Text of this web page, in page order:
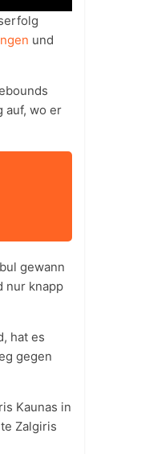
und
auf, wo er
gewann
nur knapp
hat es
gegen
Kaunas in
Zalgiris